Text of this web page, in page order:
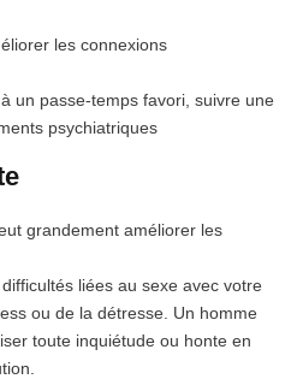
les connexions
un passe-temps favori, suivre une
psychiatriques
grandement améliorer les
liées au sexe avec votre
ou de la détresse. Un homme
toute inquiétude ou honte en